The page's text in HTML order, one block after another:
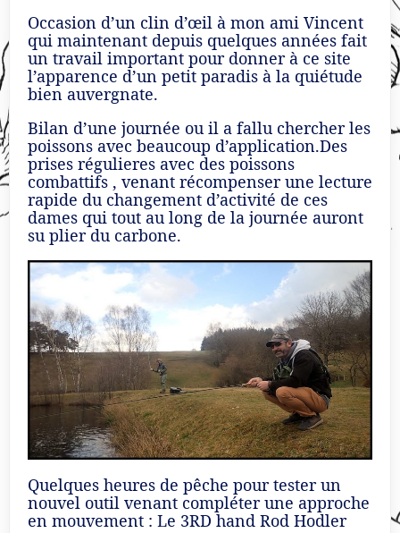
Occasion d’un clin d’œil à mon ami Vincent
qui maintenant depuis quelques années fait
un travail important pour donner à ce site
l’apparence d’un petit paradis à la quiétude
bien auvergnate.
Bilan d’une journée ou il a fallu chercher les
poissons avec beaucoup d’application.Des
prises régulieres avec des poissons
combattifs , venant récompenser une lecture
rapide du changement d’activité de ces
dames qui tout au long de la journée auront
su plier du carbone.
Quelques heures de pêche pour tester un
nouvel outil venant compléter une approche
en mouvement : Le 3RD hand Rod Hodler